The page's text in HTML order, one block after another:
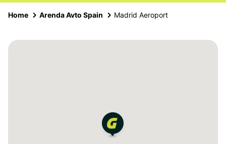
Home Arenda Avto Spain Madrid Aeroport